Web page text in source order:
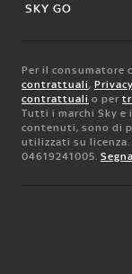
SKY GO
Per il consumatore
contrattuali,
contrattuali o per
Tutti i marchi Sky
contenuti, sono di
utilizzati su licenza.
04619241005.